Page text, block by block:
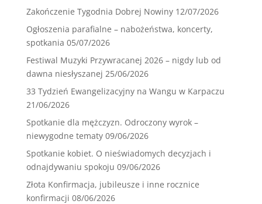
Zakończenie Tygodnia Dobrej Nowiny 12/07/2026
Ogłoszenia parafialne – nabożeństwa, koncerty,
spotkania 05/07/2026
Festiwal Muzyki Przywracanej 2026 – nigdy lub od
dawna niesłyszanej 25/06/2026
33 Tydzień Ewangelizacyjny na Wangu w Karpaczu
21/06/2026
Spotkanie dla mężczyzn. Odroczony wyrok –
niewygodne tematy 09/06/2026
Spotkanie kobiet. O nieświadomych decyzjach i
odnajdywaniu spokoju 09/06/2026
Złota Konfirmacja, jubileusze i inne rocznice
konfirmacji 08/06/2026